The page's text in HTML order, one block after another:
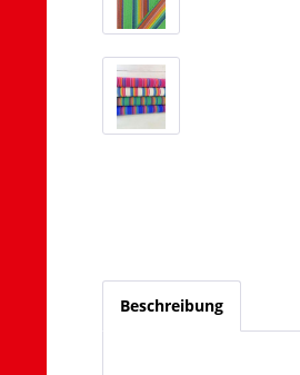
Beschreibung